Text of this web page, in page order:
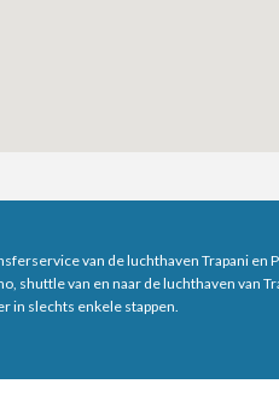
van de luchthaven Trapani en
shuttle van en naar de luchthaven van
in slechts enkele stappen.